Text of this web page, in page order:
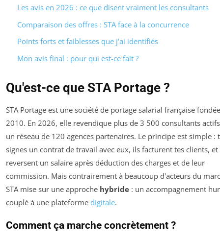
Les avis en 2026 : ce que disent vraiment les consultants
Comparaison des offres : STA face à la concurrence
Points forts et faiblesses que j'ai identifiés
Mon avis final : pour qui est-ce fait ?
Qu'est-ce que STA Portage ?
STA Portage est une société de portage salarial française
2010. En 2026, elle revendique plus de 3 500 consultants
un réseau de 120 agences partenaires. Le principe est simple :
signes un contrat de travail avec eux, ils facturent tes clients, et
reversent un salaire après déduction des charges et de leur
commission. Mais contrairement à beaucoup d'acteurs du
STA mise sur une approche hybride : un accompagnement
couplé à une plateforme digitale.
Comment ça marche concrètement ?